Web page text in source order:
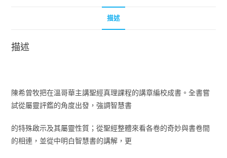
描述
描述
陳希曾牧把在溫哥華主講聖經真理課程的講章編校成書。全書嘗
試從屬靈評鑑的角度出發，強調智慧書
的特殊啟示及其屬靈性質；從聖經整體來看各卷的奇妙與書卷間
的相連，並從中明白智慧書的講解，更